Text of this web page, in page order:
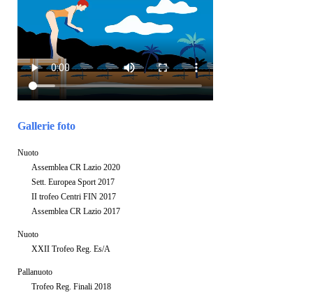
Gallerie foto
Nuoto
Assemblea CR Lazio 2020
Sett. Europea Sport 2017
II trofeo Centri FIN 2017
Assemblea CR Lazio 2017
Nuoto
XXII Trofeo Reg. Es/A
Pallanuoto
Trofeo Reg. Finali 2018